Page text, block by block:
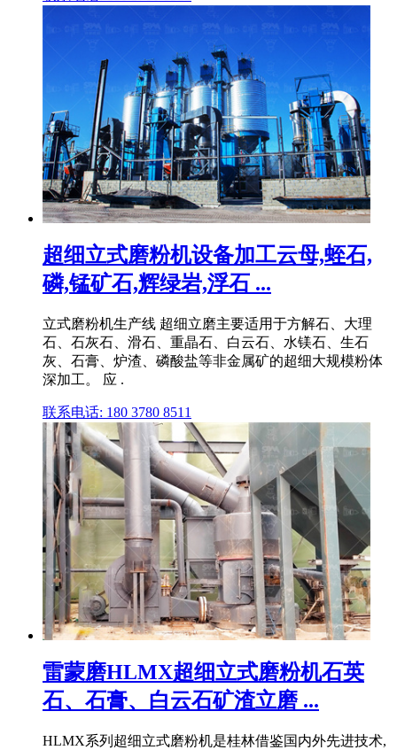
超细立式磨粉机设备加工云母,蛭石,
磷,锰矿石,辉绿岩,浮石 ...
立式磨粉机生产线 超细立磨主要适用于方解石、大理
石、石灰石、滑石、重晶石、白云石、水镁石、生石
灰、石膏、炉渣、磷酸盐等非金属矿的超细大规模粉体
深加工。 应 .
联系电话: 180 3780 8511
雷蒙磨HLMX超细立式磨粉机石英
石、石膏、白云石矿渣立磨 ...
HLMX系列超细立式磨粉机是桂林借鉴国内外先进技术,